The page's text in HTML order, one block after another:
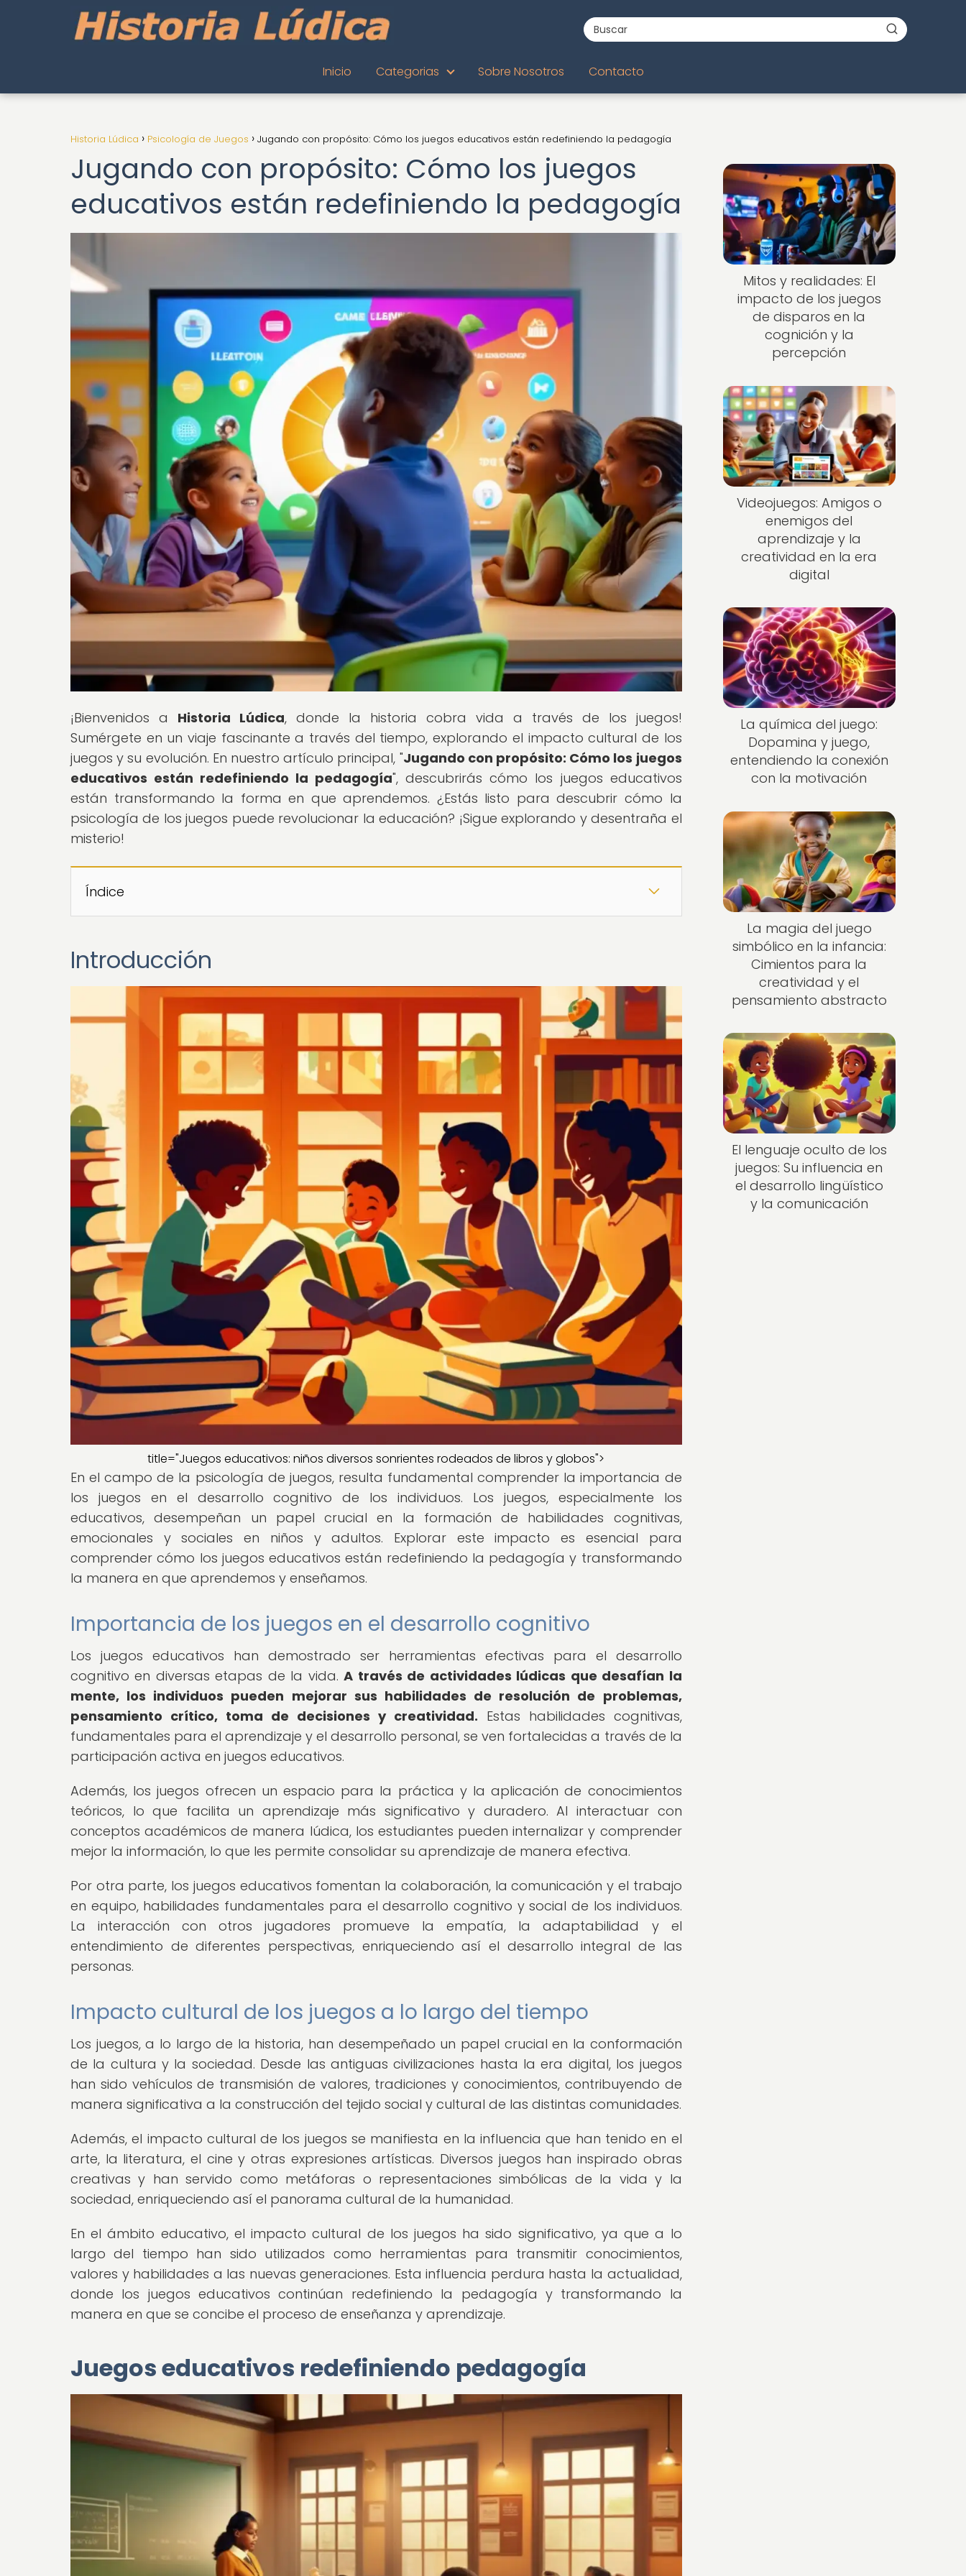
Inicio Categorias Sobre Nosotros Contacto
Historia Lúdica Psicología de Juegos Jugando con propósito: Cómo los juegos educativos están redefiniendo la pedagogía
Jugando con propósito: Cómo los juegos
educativos están redefiniendo la pedagogía
¡Bienvenidos a Historia Lúdica, donde la historia cobra vida a través de los juegos!
Sumérgete en un viaje fascinante a través del tiempo, explorando el impacto cultural de los
juegos y su evolución. En nuestro artículo principal, "Jugando con propósito: Cómo los juegos
educativos están redefiniendo la pedagogía", descubrirás cómo los juegos educativos
están transformando la forma en que aprendemos. ¿Estás listo para descubrir cómo la
psicología de los juegos puede revolucionar la educación? ¡Sigue explorando y desentraña el
misterio!
Índice
Introducción
title="Juegos educativos: niños diversos sonrientes rodeados de libros y globos">
En el campo de la psicología de juegos, resulta fundamental comprender la importancia de
los juegos en el desarrollo cognitivo de los individuos. Los juegos, especialmente los
educativos, desempeñan un papel crucial en la formación de habilidades cognitivas,
emocionales y sociales en niños y adultos. Explorar este impacto es esencial para
comprender cómo los juegos educativos están redefiniendo la pedagogía y transformando
la manera en que aprendemos y enseñamos.
Importancia de los juegos en el desarrollo cognitivo
Los juegos educativos han demostrado ser herramientas efectivas para el desarrollo
cognitivo en diversas etapas de la vida.A través de actividades lúdicas que desafían la
mente, los individuos pueden mejorar sus habilidades de resolución de problemas,
pensamiento crítico, toma de decisiones y creatividad. Estas habilidades cognitivas,
fundamentales para el aprendizaje y el desarrollo personal, se ven fortalecidas a través de la
participación activa en juegos educativos.
Además, los juegos ofrecen un espacio para la práctica y la aplicación de conocimientos
teóricos, lo que facilita un aprendizaje más significativo y duradero. Al interactuar con
conceptos académicos de manera lúdica, los estudiantes pueden internalizar y comprender
mejor la información, lo que les permite consolidar su aprendizaje de manera efectiva.
Por otra parte, los juegos educativos fomentan la colaboración, la comunicación y el trabajo
en equipo, habilidades fundamentales para el desarrollo cognitivo y social de los individuos.
La interacción con otros jugadores promueve la empatía, la adaptabilidad y el
entendimiento de diferentes perspectivas, enriqueciendo así el desarrollo integral de las
personas.
Impacto cultural de los juegos a lo largo del tiempo
Los juegos, a lo largo de la historia, han desempeñado un papel crucial en la conformación
de la cultura y la sociedad. Desde las antiguas civilizaciones hasta la era digital, los juegos
han sido vehículos de transmisión de valores, tradiciones y conocimientos, contribuyendo de
manera significativa a la construcción del tejido social y cultural de las distintas comunidades.
Además, el impacto cultural de los juegos se manifiesta en la influencia que han tenido en el
arte, la literatura, el cine y otras expresiones artísticas. Diversos juegos han inspirado obras
creativas y han servido como metáforas o representaciones simbólicas de la vida y la
sociedad, enriqueciendo así el panorama cultural de la humanidad.
En el ámbito educativo, el impacto cultural de los juegos ha sido significativo, ya que a lo
largo del tiempo han sido utilizados como herramientas para transmitir conocimientos,
valores y habilidades a las nuevas generaciones. Esta influencia perdura hasta la actualidad,
donde los juegos educativos continúan redefiniendo la pedagogía y transformando la
manera en que se concibe el proceso de enseñanza y aprendizaje.
Juegos educativos redefiniendo pedagogía
Mitos y realidades: El
impacto de los juegos
de disparos en la
cognición y la
percepción
Videojuegos: Amigos o
enemigos del
aprendizaje y la
creatividad en la era
digital
La química del juego:
Dopamina y juego,
entendiendo la conexión
con la motivación
La magia del juego
simbólico en la infancia:
Cimientos para la
creatividad y el
pensamiento abstracto
El lenguaje oculto de los
juegos: Su influencia en
el desarrollo lingüístico
y la comunicación